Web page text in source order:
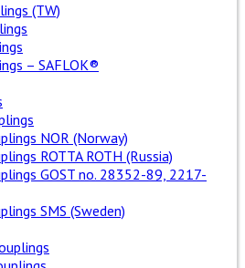
(TW)
– SAFLOK®
NOR (Norway)
ROTTA ROTH (Russia)
GOST no. 28352-89, 2217-
SMS (Sweden)